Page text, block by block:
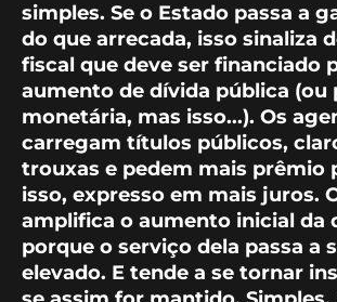
simples. Se o Estado passa a
do que arrecada, isso sinaliza
fiscal que deve ser financiado
aumento de dívida pública (ou
monetária, mas isso...). Os
carregam títulos públicos,
trouxas e pedem mais prêmio
isso, expresso em mais juros.
amplifica o aumento inicial da
porque o serviço dela passa a
elevado. E tende a se tornar